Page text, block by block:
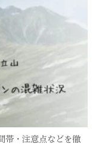
帯・注意点などを徹